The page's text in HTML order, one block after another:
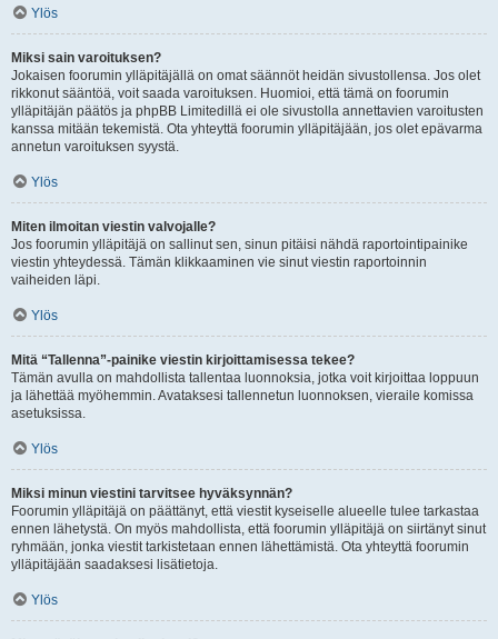
Ylös
Miksi sain varoituksen?
Jokaisen foorumin ylläpitäjällä on omat säännöt heidän sivustollensa. Jos olet
rikkonut sääntöä, voit saada varoituksen. Huomioi, että tämä on foorumin
ylläpitäjän päätös ja phpBB Limitedillä ei ole sivustolla annettavien varoitusten
kanssa mitään tekemistä. Ota yhteyttä foorumin ylläpitäjään, jos olet epävarma
annetun varoituksen syystä.
Ylös
Miten ilmoitan viestin valvojalle?
Jos foorumin ylläpitäjä on sallinut sen, sinun pitäisi nähdä raportointipainike
viestin yhteydessä. Tämän klikkaaminen vie sinut viestin raportoinnin
vaiheiden läpi.
Ylös
Mitä “Tallenna”-painike viestin kirjoittamisessa tekee?
Tämän avulla on mahdollista tallentaa luonnoksia, jotka voit kirjoittaa loppuun
ja lähettää myöhemmin. Avataksesi tallennetun luonnoksen, vieraile komissa
asetuksissa.
Ylös
Miksi minun viestini tarvitsee hyväksynnän?
Foorumin ylläpitäjä on päättänyt, että viestit kyseiselle alueelle tulee tarkastaa
ennen lähetystä. On myös mahdollista, että foorumin ylläpitäjä on siirtänyt sinut
ryhmään, jonka viestit tarkistetaan ennen lähettämistä. Ota yhteyttä foorumin
ylläpitäjään saadaksesi lisätietoja.
Ylös